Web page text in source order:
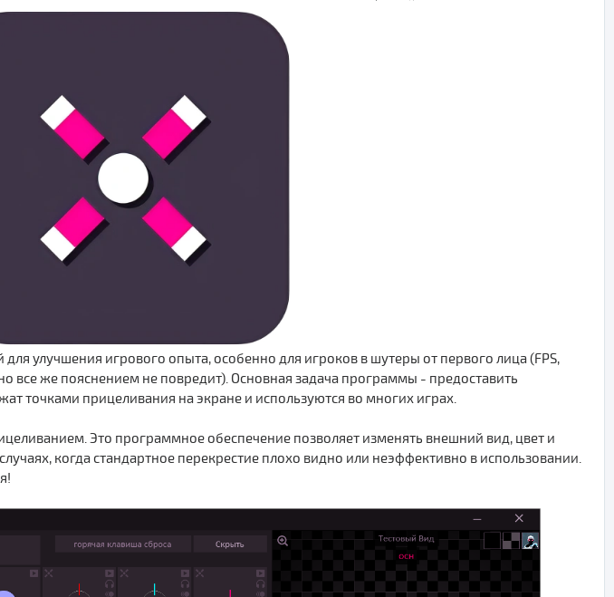
для улучшения игрового опыта, особенно для игроков в шутеры от первого лица (FPS,
все же пояснением не повредит). Основная задача программы - предоставить
точками прицеливания на экране и используются во многих играх.
Это программное обеспечение позволяет изменять внешний вид, цвет и
когда стандартное перекрестие плохо видно или неэффективно в использовании.